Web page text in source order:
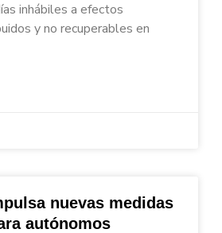
inhábiles a efectos
y no recuperables en
nuevas medidas
autónomos